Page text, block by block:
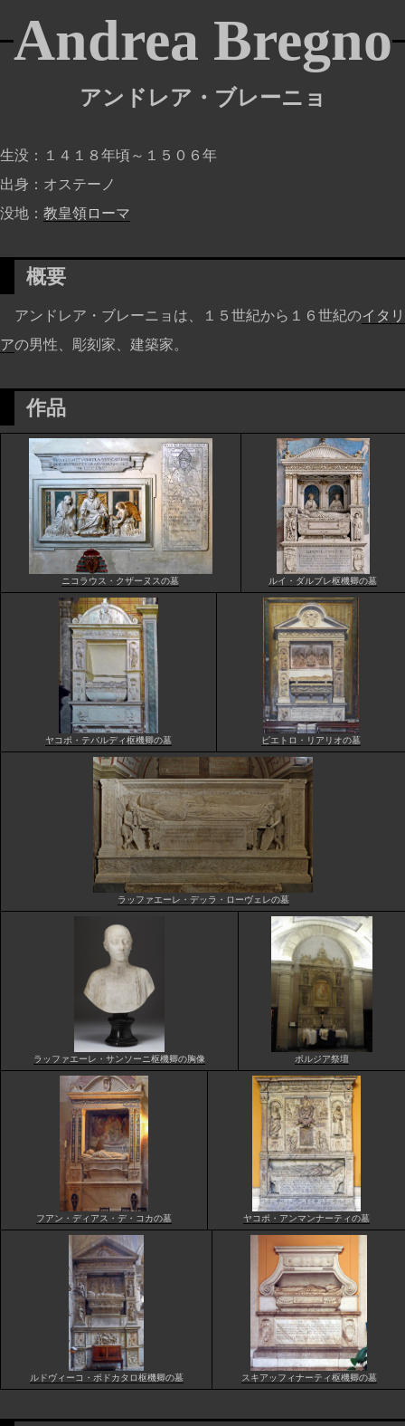
Andrea Bregno
アンドレア・ブレーニョ
生没
１４１８年頃～１５０６年
出身
オステーノ
没地
教皇領ローマ
概要
アンドレア・ブレーニョは、１５世紀から１６世紀のイタリ
アの男性、彫刻家、建築家。
作品
ニコラウス・クザーヌスの墓 ルイ・ダルブレ枢機卿の墓
ヤコポ・テバルディ枢機卿の墓 ピエトロ・リアリオの墓
ラッファエーレ・デッラ・ローヴェレの墓
ラッファエーレ・サンソーニ枢機卿の胸像 ボルジア祭壇
フアン・ディアス・デ・コカの墓 ヤコポ・アンマンナーティの墓
ルドヴィーコ・ポドカタロ枢機卿の墓 スキアッフィナーティ枢機卿の墓